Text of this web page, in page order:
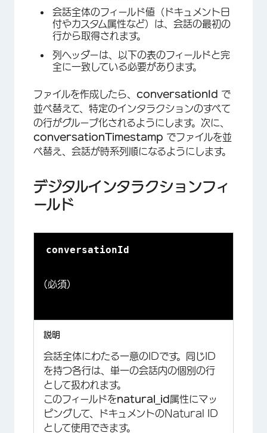
会話全体のフィールド値（ドキュメント日
付やカスタム属性など）は、会話の最初の
行から取得されます。
列ヘッダーは、以下の表のフィールドと完
全に一致している必要があります。
ファイルを作成したら、 conversationId で
並べ替えて、特定のインタラクションのすべて
の行がグループ化されるようにします。次に、
conversationTimestamp でファイルを並
べ替え、会話が時系列順になるようにします。
デジタルインタラクションフィ
ールド
conversationId
(必須)
会話全体にわたる一意のIDです。同じID
を持つ各行は、単一の会話内の個別の行
として扱われます。
このフィールドをnatural_id 属性にマッ
ピングして、ドキュメントのNatural ID
として使用できます。